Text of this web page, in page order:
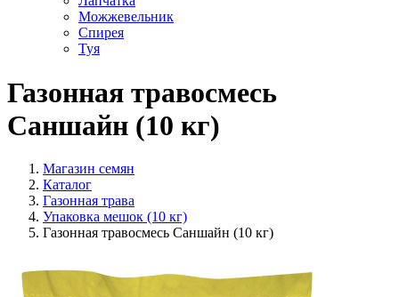
Можжевельник
Спирея
Туя
Газонная травосмесь
Саншайн (10 кг)
Магазин семян
Каталог
Газонная трава
Упаковка мешок (10 кг)
Газонная травосмесь Саншайн (10 кг)